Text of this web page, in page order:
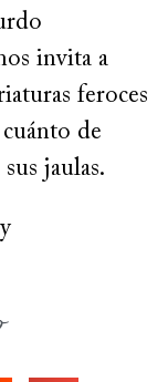
invita a
feroces
de
jaulas.